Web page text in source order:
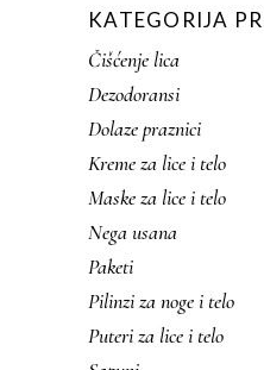
KATEGORIJA
Čišćenje lica
Dezodoransi
Dolaze praznici
Kreme za lice i telo
Maske za lice i telo
Nega usana
Paketi
Pilinzi za noge i telo
Puteri za lice i telo